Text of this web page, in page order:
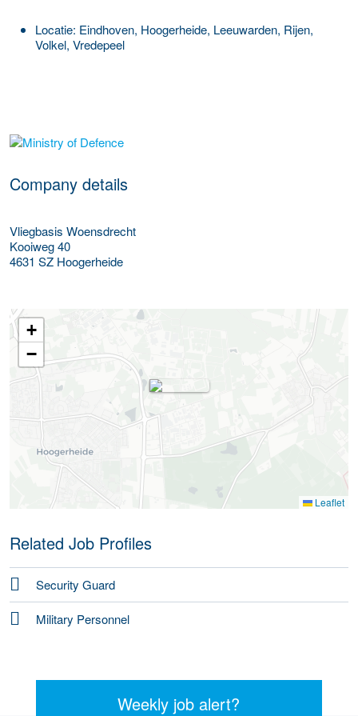
Locatie: Eindhoven, Hoogerheide, Leeuwarden, Rijen,
Volkel, Vredepeel
More Employer Details
Company details
Vliegbasis Woensdrecht
Kooiweg 40
4631 SZ Hoogerheide
+
−
Leaflet
Related Job Profiles
Security Guard
Military Personnel
Weekly job alert?